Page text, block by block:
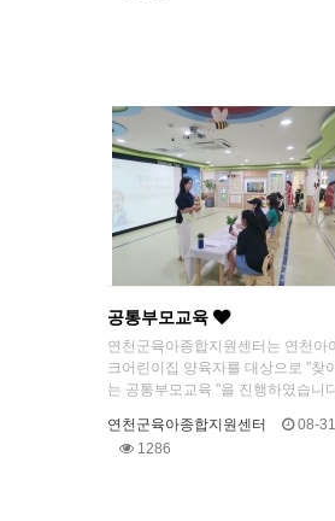
공통부모교육
연천군육아종합지원센터는 연천아
크어린이집 양육자를 대상으로 "찾
는 공통부모교육 "을 진행하였습니
연천군육아종합지원센터
08-31
1286